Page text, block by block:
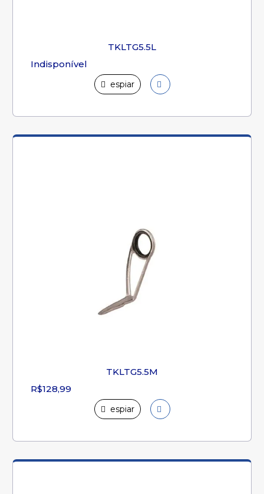
TKLTG5.5L
Indisponível
espiar
TKLTG5.5M
R$128,99
espiar